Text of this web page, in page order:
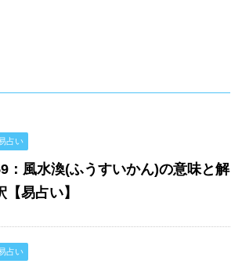
占い
：風水渙(ふうすいかん)の意味と解
【易占い】
占い